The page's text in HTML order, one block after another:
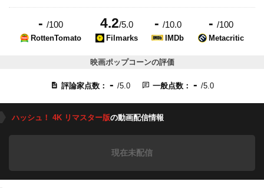
- /100
RottenTomato
4.2/5.0
Filmarks
- /10.0
IMDb
-/100
Metacritic
映画ポップコーンの評価
評論家点数： - /5.0 一般点数： - /5.0
ハッシュ！ 4K リマスター版の動画配信情報
現在未配信